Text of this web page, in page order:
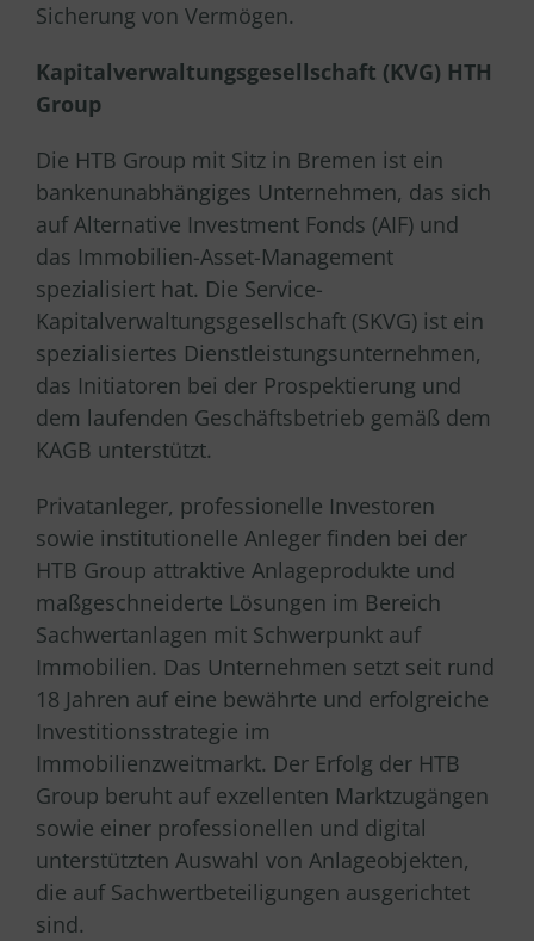
Sicherung von Vermögen.
Kapitalverwaltungsgesellschaft (KVG) HTH
Group
Die HTB Group mit Sitz in Bremen ist ein
bankenunabhängiges Unternehmen, das sich
auf Alternative Investment Fonds (AIF) und
das Immobilien-Asset-Management
spezialisiert hat. Die Service-
Kapitalverwaltungsgesellschaft (SKVG) ist ein
spezialisiertes Dienstleistungsunternehmen,
das Initiatoren bei der Prospektierung und
dem laufenden Geschäftsbetrieb gemäß dem
KAGB unterstützt.
Privatanleger, professionelle Investoren
sowie institutionelle Anleger finden bei der
HTB Group attraktive Anlageprodukte und
maßgeschneiderte Lösungen im Bereich
Sachwertanlagen mit Schwerpunkt auf
Immobilien. Das Unternehmen setzt seit rund
18 Jahren auf eine bewährte und erfolgreiche
Investitionsstrategie im
Immobilienzweitmarkt. Der Erfolg der HTB
Group beruht auf exzellenten Marktzugängen
sowie einer professionellen und digital
unterstützten Auswahl von Anlageobjekten,
die auf Sachwertbeteiligungen ausgerichtet
sind.